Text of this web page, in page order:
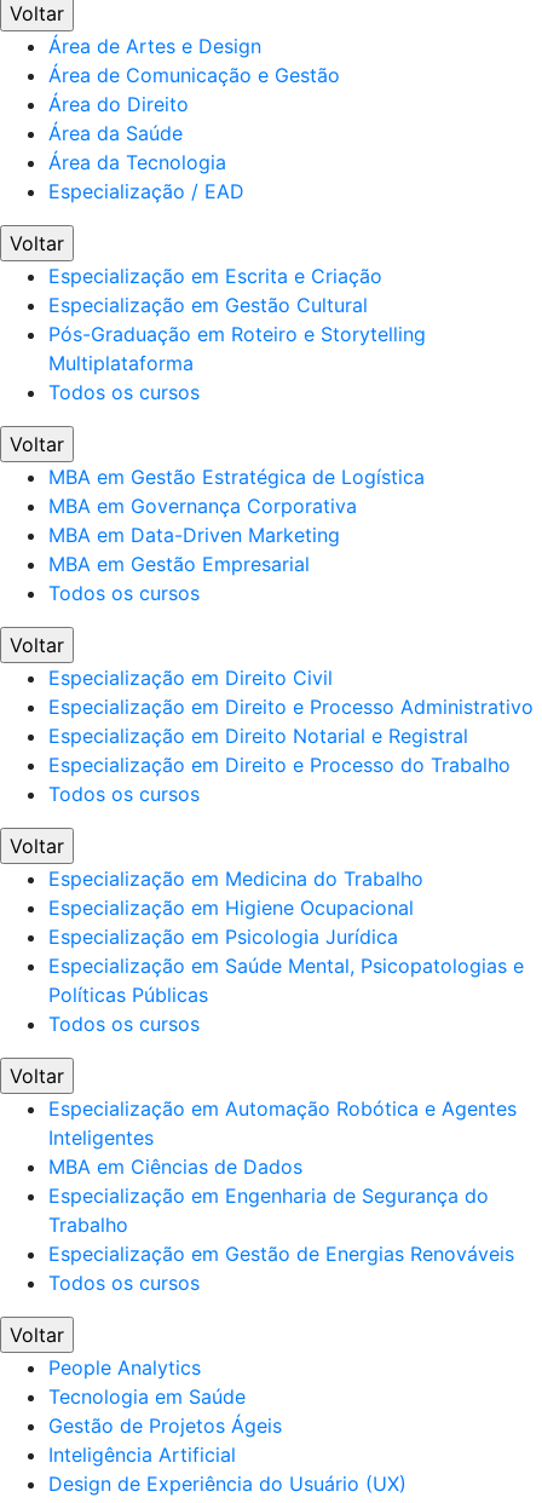
Voltar
Área de Artes e Design
Área de Comunicação e Gestão
Área do Direito
Área da Saúde
Área da Tecnologia
Especialização / EAD
Voltar
Especialização em Escrita e Criação
Especialização em Gestão Cultural
Pós-Graduação em Roteiro e Storytelling
Multiplataforma
Todos os cursos
Voltar
MBA em Gestão Estratégica de Logística
MBA em Governança Corporativa
MBA em Data-Driven Marketing
MBA em Gestão Empresarial
Todos os cursos
Voltar
Especialização em Direito Civil
Especialização em Direito e Processo Administrativo
Especialização em Direito Notarial e Registral
Especialização em Direito e Processo do Trabalho
Todos os cursos
Voltar
Especialização em Medicina do Trabalho
Especialização em Higiene Ocupacional
Especialização em Psicologia Jurídica
Especialização em Saúde Mental, Psicopatologias e
Políticas Públicas
Todos os cursos
Voltar
Especialização em Automação Robótica e Agentes
Inteligentes
MBA em Ciências de Dados
Especialização em Engenharia de Segurança do
Trabalho
Especialização em Gestão de Energias Renováveis
Todos os cursos
Voltar
People Analytics
Tecnologia em Saúde
Gestão de Projetos Ágeis
Inteligência Artificial
Design de Experiência do Usuário (UX)